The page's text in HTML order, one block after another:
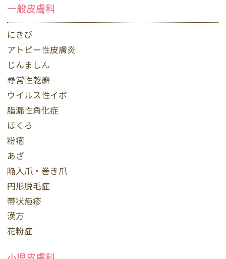
一般皮膚科
にきび
アトピー性皮膚炎
じんましん
尋常性乾癬
ウイルス性イボ
脂漏性角化症
ほくろ
粉瘤
あざ
陥入爪・巻き爪
円形脱毛症
帯状疱疹
漢方
花粉症